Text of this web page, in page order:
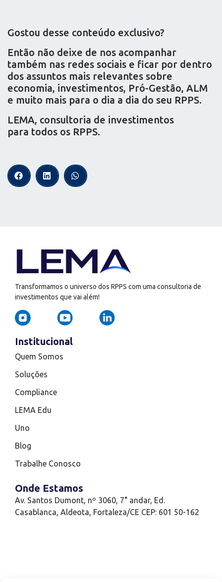
Gostou desse conteúdo exclusivo?
Então não deixe de nos acompanhar
também nas redes sociais e ficar por dentro
dos assuntos mais relevantes sobre
economia, investimentos, Pró-Gestão, ALM
e muito mais para o dia a dia do seu RPPS.
LEMA, consultoria de investimentos
para todos os RPPS.
Transformamos o universo dos RPPS com uma consultoria de
investimentos que vai além!
Institucional
Quem Somos
Soluções
Compliance
LEMA Edu
Uno
Blog
Trabalhe Conosco
Onde Estamos
Av. Santos Dumont, nº 3060, 7° andar, Ed.
Casablanca, Aldeota, Fortaleza/CE CEP: 601 50-162